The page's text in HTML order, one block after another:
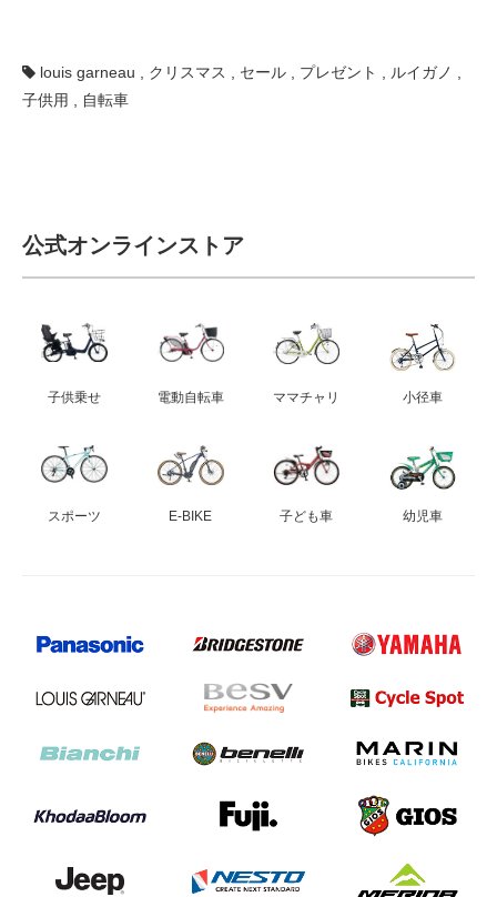
louis garneau , クリスマス , セール , プレゼント , ルイガノ ,
子供用 , 自転車
公式オンラインストア
子供乗せ 電動自転車 ママチャリ 小径車
スポーツ E-BIKE 子ども車 幼児車